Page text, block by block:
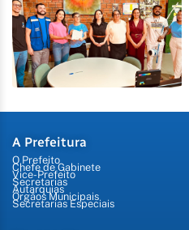
A Prefeitura
O Prefeito
Chefe de Gabinete
Vice-Prefeito
Secretarias
Autarquias
Órgãos Municipais
Secretarias Especiais